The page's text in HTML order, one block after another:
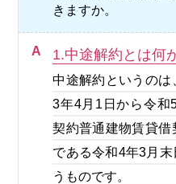
きますか。
A 1.中途解約とは何
中途解約というの
3年4月1日から令和
契約普通建物賃貸借
である令和4年3月
うものです。